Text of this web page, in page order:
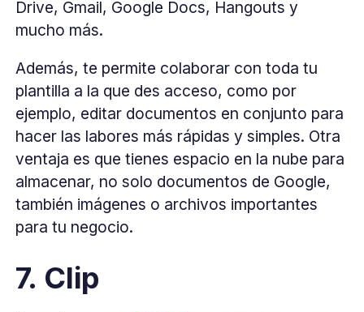
Drive, Gmail, Google Docs, Hangouts y
mucho más.
Además, te permite colaborar con toda tu
plantilla a la que des acceso, como por
ejemplo, editar documentos en conjunto para
hacer las labores más rápidas y simples. Otra
ventaja es que tienes espacio en la nube para
almacenar, no solo documentos de Google,
también imágenes o archivos importantes
para tu negocio.
7. Clip